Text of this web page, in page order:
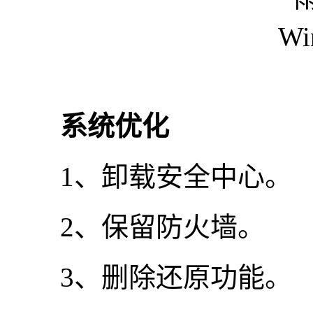
系统优化
1、卸载安全中心。
2、保留防火墙。
3、删除还原功能。